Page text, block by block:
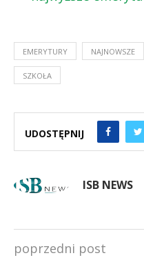
EMERYTURY NAJNOWSZE
SZKOŁA
UDOSTĘPNIJ
ISB NEWS
poprzedni post